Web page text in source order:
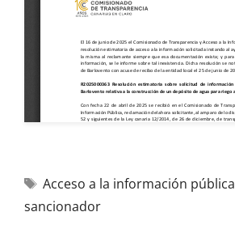
Acceso a la información pública
sancionador